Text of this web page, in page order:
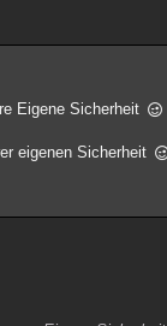
Eigene Sicherheit
eigenen Sicherheit